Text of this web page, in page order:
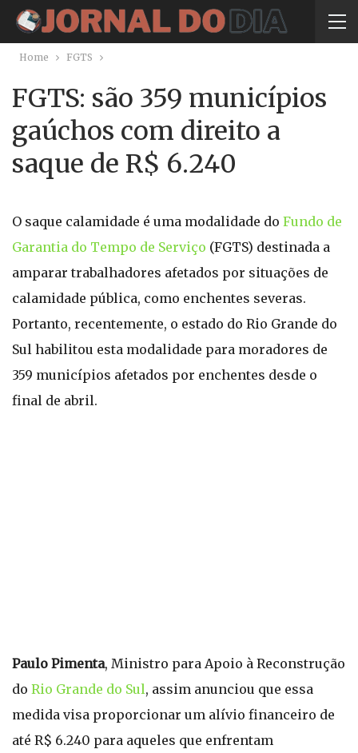
Home FGTS
FGTS: são 359 municípios
gaúchos com direito a
saque de R$ 6.240
O saque calamidade é uma modalidade do Fundo de
Garantia do Tempo de Serviço (FGTS) destinada a
amparar trabalhadores afetados por situações de
calamidade pública, como enchentes severas.
Portanto, recentemente, o estado do Rio Grande do
Sul habilitou esta modalidade para moradores de
359 municípios afetados por enchentes desde o
final de abril.
Paulo Pimenta, Ministro para Apoio à Reconstrução
do Rio Grande do Sul, assim anunciou que essa
medida visa proporcionar um alívio financeiro de
até R$ 6.240 para aqueles que enfrentam